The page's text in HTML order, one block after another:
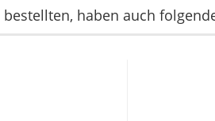
haben auch